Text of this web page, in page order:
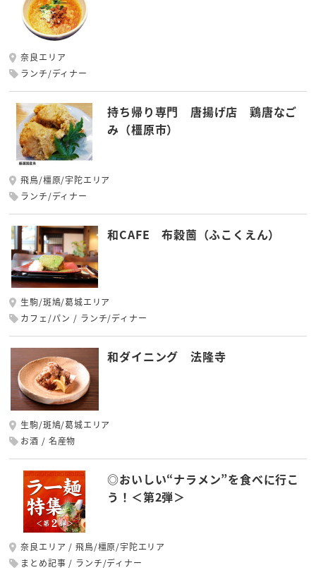
奈良エリア
ランチ/ディナー
持ち帰り専門 唐揚げ店 鶏唐なご
み（橿原市）
飛鳥/橿原/宇陀エリア
ランチ/ディナー
和CAFE 布穀薗（ふこくえん）
生駒/斑鳩/葛城エリア
カフェ/パン
ランチ/ディナー
和ダイニング 法隆寺
生駒/斑鳩/葛城エリア
お酒
名産物
◎おいしい“ナラメン”を食べに行こ
う！＜第2弾＞
奈良エリア
飛鳥/橿原/宇陀エリア
まとめ記事
ランチ/ディナー